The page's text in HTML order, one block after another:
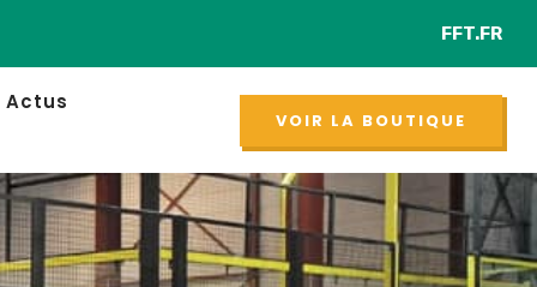
NOUVEAUFFT.FR
Actus
VOIR LA BOUTIQUE